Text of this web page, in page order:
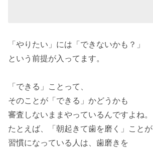
「やりたい」には「できないかも？」
という前提が入ってます。
「できる」ことって、
そのことが「できる」かどうかも
審査しないままやっているんですよね。
たとえば、「朝起きて歯を磨く」ことが
習慣になっている人は、歯磨きを